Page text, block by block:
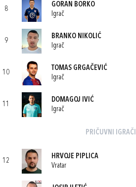
8
GORAN BORKO
Igrač
9
BRANKO NIKOLIĆ
Igrač
10
TOMAS GRGAČEVIĆ
Igrač
11
DOMAGOJ IVIĆ
Igrač
PRIČUVNI IGRAČI
12
HRVOJE PIPLICA
Vratar